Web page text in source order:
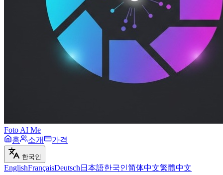
Foto AI Me
홈
소개 가격
한국인
EnglishFrançaisDeutsch 日本語한국인简体中文繁體中文